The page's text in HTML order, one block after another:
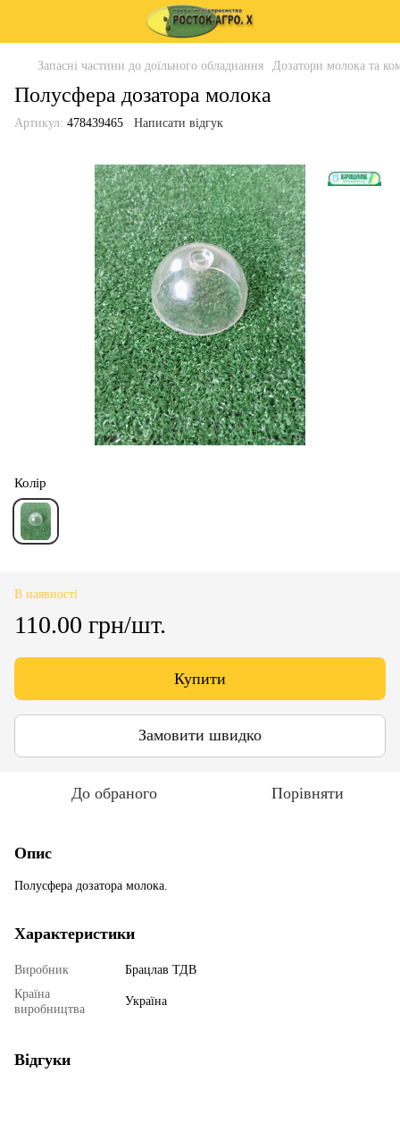
Запасні частини до доїльного обладнання Дозатори молока та
Полусфера дозатора молока
Артикул: 478439465 Написати відгук
Колір
В наявності
110.00 грн/шт.
Купити
Замовити швидко
До обраного Порівняти
Опис
Полусфера дозатора молока.
Характеристики
Виробник
Брацлав ТДВ
Країна
виробництва
Україна
Відгуки